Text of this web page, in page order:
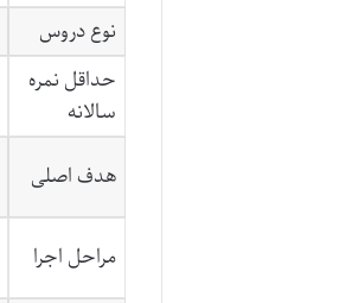
نوع دروس
حداقل نمره
سالانه
هدف اصلی
مراحل اجرا